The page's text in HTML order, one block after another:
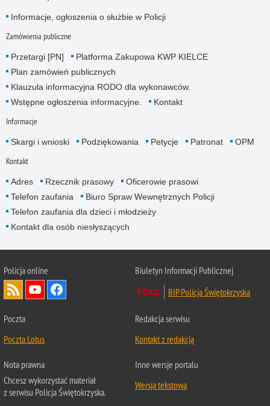
Informacje, ogłoszenia o służbie w Policji
Zamówienia publiczne
Przetargi [PN]
Platforma Zakupowa KWP KIELCE
Plan zamówień publicznych
Klauzula informacyjna RODO dla wykonawców.
Wstępne ogłoszenia informacyjne.
Kontakt
Informacje
Skargi i wnioski Podziękowania Petycje Patronat OPM
Kontakt
Adres Rzecznik prasowy
Oficerowie prasowi
Telefon zaufania
Biuro Spraw Wewnętrznych Policji
Telefon zaufania dla dzieci i młodzieży
Kontakt dla osób niesłyszących
Policja online
Biuletyn Informacji Publicznej
BIP Policja Świętokrzyska
Poczta
Poczta Lotus
Redakcja serwisu
Kontakt z redakcją
Nota prawna
Chcesz wykorzystać materiał
z serwisu Policja Świętokrzyska.
Inne wersje portalu
Wersja tekstowa